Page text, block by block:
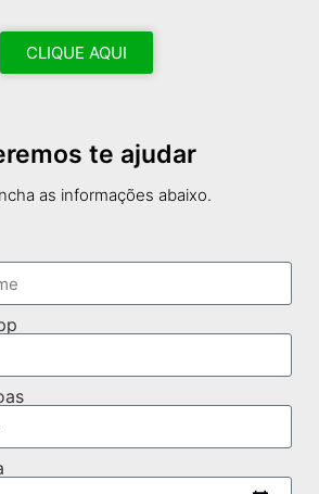
CLIQUE AQUI
te ajudar
as informações abaixo.